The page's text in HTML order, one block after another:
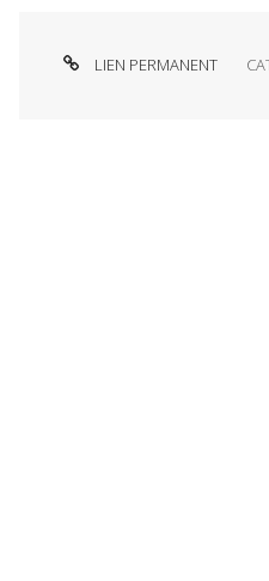
LIEN PERMANENT